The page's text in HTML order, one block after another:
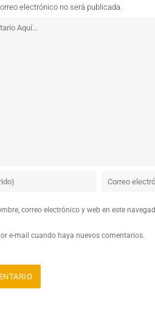
electrónico no será publicada.
correo electrónico y web en este
e-mail cuando haya nuevos comentarios.